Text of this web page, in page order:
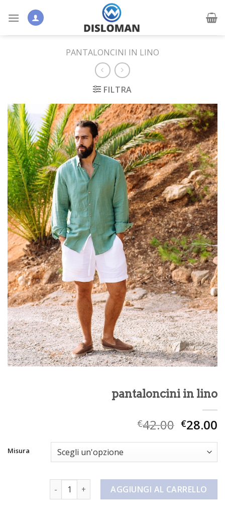
PANTALONCINI IN LINO
FILTRA
pantaloncini in lino
€42.00 €28.00
Misura
pantaloncini in lino quantitàAGGIUNGI AL CARRELLO